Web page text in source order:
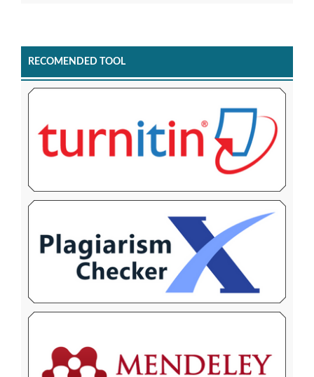
RECOMENDED TOOL